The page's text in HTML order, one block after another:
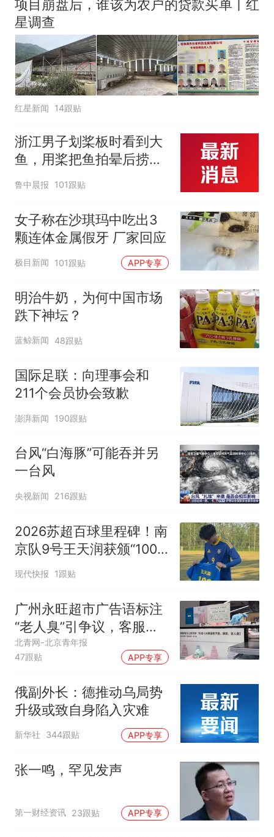
项目崩盘后，谁该为农户的贷款买单丨红
星调查
红星新闻 14跟贴
浙江男子划桨板时看到大
鱼，用桨把鱼拍晕后捞
起；当事人：鱼重7斤6
味道很好
鲁中晨报 101跟贴
女子称在沙琪玛中吃出3
颗连体金属假牙 厂家回应
极目新闻 101跟贴 APP专享
明治牛奶，为何中国市场
跌下神坛？
蓝鲸新闻 48跟贴
国际足联：向理事会和
211个会员协会致歉
澎湃新闻 190跟贴
台风“白海豚”可能吞并另
一台风
央视新闻 216跟贴
2026苏超百球里程碑！南
京队9号王天润获颁“100”
纪念球衣
现代快报 1跟贴
广州永旺超市广告语标注
“老人臭”引争议，客服回
应
北青网-北京青年报
47跟贴
APP专享
俄副外长：德推动乌局势
升级或致自身陷入灾难
新华社 344跟贴 APP专享
张一鸣，罕见发声
第一财经资讯 23跟贴 APP专享